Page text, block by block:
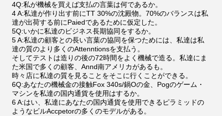
4Q:私が機械を買えば支払の言葉は何であるか。
4 A:私達が作り出す前にTT 30%の沈殿物。70%のバランスは私
達が出荷する前にPaiedであるために仮定した。
5Q:いかに私達のビジネス長期協同をするか。
5 A:私達の顧客との長い言葉の協同を保つためには、私達は私
達の質のより多くのAttenntionsを支払う。
そしてテストは造りの後の72時間をよく機械で造る。私達にま
た米国で多くの顧客、Annd南アメリカがあるも。
時々店に私達の質を見ることをそこに行くことができる。
6Q:あなたの機械金の接触Fox 340s/鍋Oの金、Pogのゲーム・
マシンを私達の国内通貨を使用はするか。
6 A:はい、私達にあなたの国内通貨を使用できるピラミッドの
ようなビルAccpetorの多くのモデルがある。